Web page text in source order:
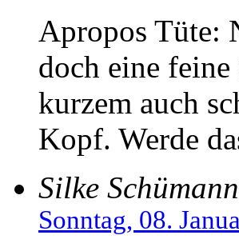
Apropos Tüte:
doch eine
kurzem auch
Kopf. Werde
Silke Schümann
Sonntag, 08.